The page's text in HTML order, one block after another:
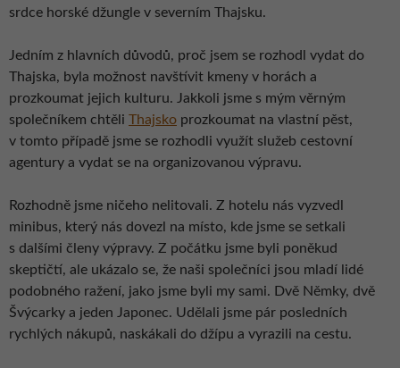
srdce horské džungle v severním Thajsku.
Jedním z hlavních důvodů, proč jsem se rozhodl vydat do
Thajska, byla možnost navštívit kmeny v horách a
prozkoumat jejich kulturu. Jakkoli jsme s mým věrným
společníkem chtěli Thajsko prozkoumat na vlastní pěst,
v tomto případě jsme se rozhodli využít služeb cestovní
agentury a vydat se na organizovanou výpravu.
Rozhodně jsme ničeho nelitovali. Z hotelu nás vyzvedl
minibus, který nás dovezl na místo, kde jsme se setkali
s dalšími členy výpravy. Z počátku jsme byli poněkud
skeptičtí, ale ukázalo se, že naši společníci jsou mladí lidé
podobného ražení, jako jsme byli my sami. Dvě Němky, dvě
Švýcarky a jeden Japonec. Udělali jsme pár posledních
rychlých nákupů, naskákali do džípu a vyrazili na cestu.